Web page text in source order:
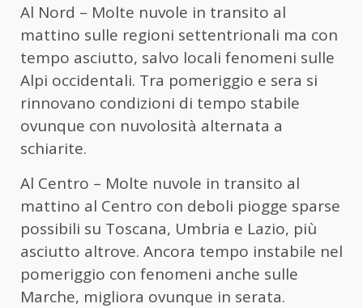
Al Nord – Molte nuvole in transito al
mattino sulle regioni settentrionali ma con
tempo asciutto, salvo locali fenomeni sulle
Alpi occidentali. Tra pomeriggio e sera si
rinnovano condizioni di tempo stabile
ovunque con nuvolosità alternata a
schiarite.
Al Centro – Molte nuvole in transito al
mattino al Centro con deboli piogge sparse
possibili su Toscana, Umbria e Lazio, più
asciutto altrove. Ancora tempo instabile nel
pomeriggio con fenomeni anche sulle
Marche, migliora ovunque in serata.